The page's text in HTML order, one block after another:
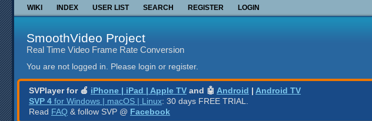
WIKI INDEX USER LIST SEARCH REGISTER LOGIN
SmoothVideo Project
Real Time Video Frame Rate Conversion
You are not logged in. Please login or register.
SVPlayer for 🍎 iPhone | iPad | Apple TV and 🤖 Android | Android TV
SVP 4 for Windows | macOS | Linux: 30 days FREE TRIAL.
Read FAQ & follow SVP @ Facebook